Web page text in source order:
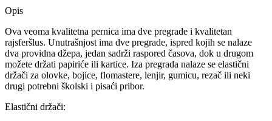
Opis
Ova veoma kvalitetna pernica ima dve pregrade i kvalitetan
rajsferšlus. Unutrašnjost ima dve pregrade, ispred kojih se nalaze
dva providna džepa, jedan sadrži raspored časova, dok u drugom
možete držati papiriće ili kartice. Iza pregrada nalaze se elastični
držači za olovke, bojice, flomastere, lenjir, gumicu, rezač ili neki
drugi potrebni školski i pisaći pribor.
Elastični držači: